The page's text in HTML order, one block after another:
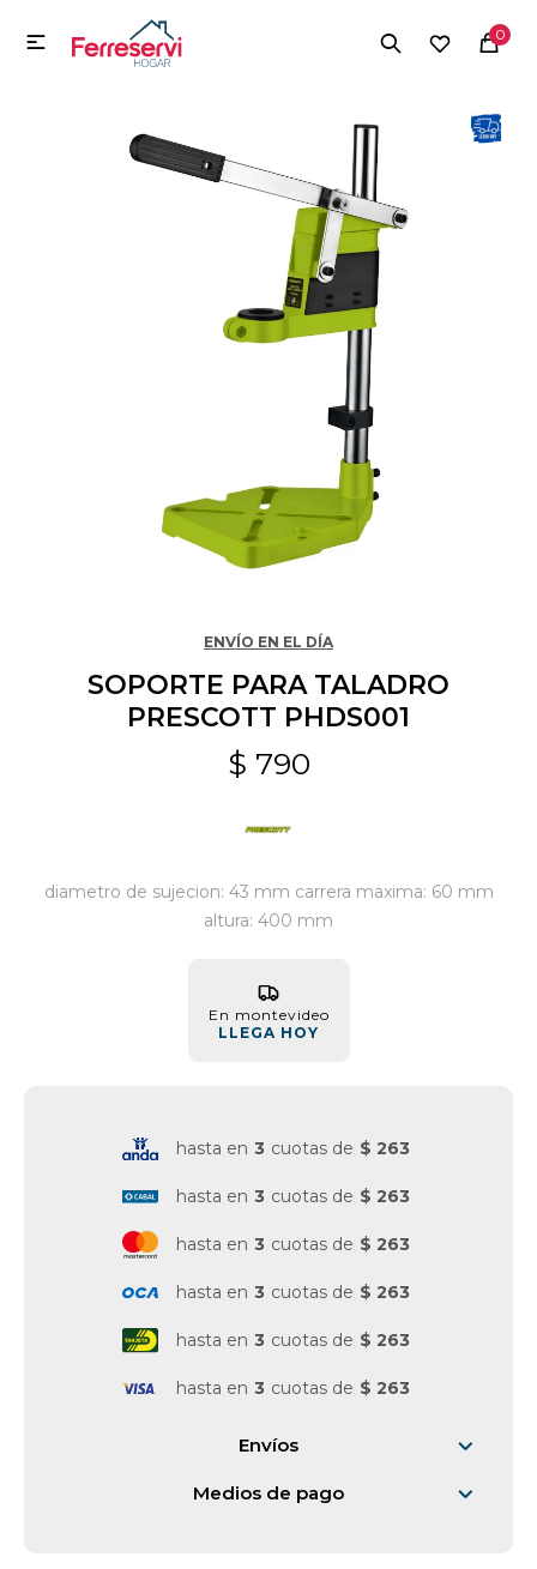
0

ENVÍO EN EL DÍA
SOPORTE PARA TALADRO
PRESCOTT PHDS001
$ 790
diametro de sujecion: 43 mm carrera maxima: 60 mm
altura: 400 mm
En montevideo
LLEGA HOY
hasta en 3 cuotas de $ 263
hasta en 3 cuotas de $ 263
hasta en 3 cuotas de $ 263
hasta en 3 cuotas de $ 263
hasta en 3 cuotas de $ 263
hasta en 3 cuotas de $ 263
Envíos
Medios de pago
MI CUENTA
Herramientas y Construcción
Mascotas